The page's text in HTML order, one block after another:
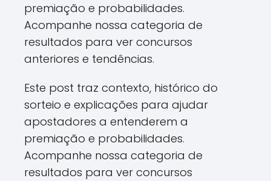
premiação e probabilidades.
Acompanhe nossa categoria de
resultados para ver concursos
anteriores e tendências.
Este post traz contexto, histórico do
sorteio e explicações para ajudar
apostadores a entenderem a
premiação e probabilidades.
Acompanhe nossa categoria de
resultados para ver concursos